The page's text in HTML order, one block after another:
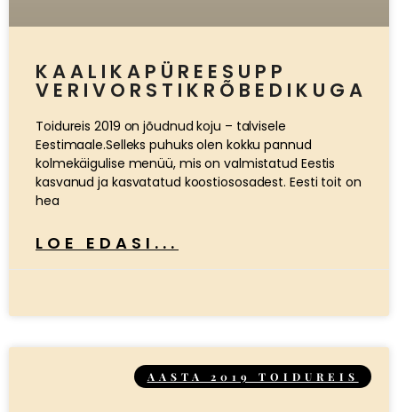
KAALIKAPÜREESUPP
VERIVORSTIKRÕBEDIKUGA
Toidureis 2019 on jõudnud koju – talvisele
Eestimaale.Selleks puhuks olen kokku pannud
kolmekäigulise menüü, mis on valmistatud Eestis
kasvanud ja kasvatatud koostiososadest. Eesti toit on
hea
LOE EDASI...
AASTA 2019 TOIDUREIS